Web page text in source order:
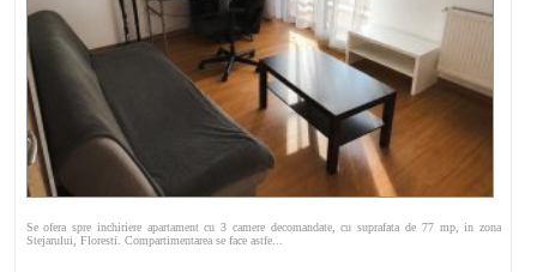
Se ofera spre inchiriere apartament cu 3 camere decomandate, cu suprafata de 77 mp, in zona
Stejarului, Floresti. Compartimentarea se face astfe...